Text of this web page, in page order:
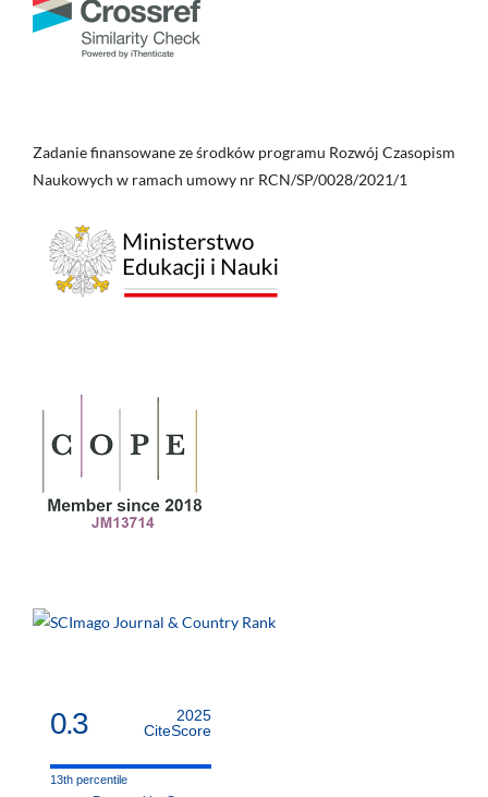
Zadanie finansowane ze środków programu Rozwój Czasopism
Naukowych w ramach umowy nr RCN/SP/0028/2021/1
0.3
2025
CiteScore
13th percentile